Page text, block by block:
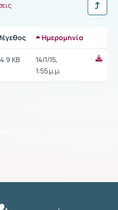
Ημερομηνία
KB
14/1/15,
1:55 μ.μ.